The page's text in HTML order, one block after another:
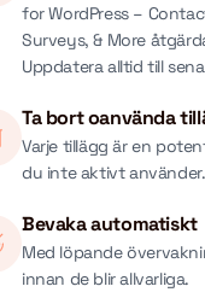
for WordPress –
Surveys, & More
Uppdatera alltid till
Ta bort oanvända
Varje tillägg är en
du inte aktivt använder.
Bevaka automatiskt
Med löpande
innan de blir allvarliga.